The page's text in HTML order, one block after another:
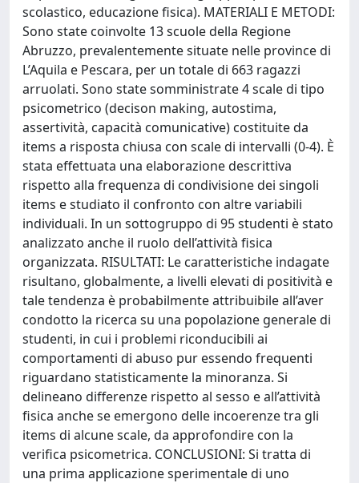
scolastico, educazione fisica). MATERIALI E METODI:
Sono state coinvolte 13 scuole della Regione
Abruzzo, prevalentemente situate nelle province di
L’Aquila e Pescara, per un totale di 663 ragazzi
arruolati. Sono state somministrate 4 scale di tipo
psicometrico (decison making, autostima,
assertività, capacità comunicative) costituite da
items a risposta chiusa con scale di intervalli (0-4). È
stata effettuata una elaborazione descrittiva
rispetto alla frequenza di condivisione dei singoli
items e studiato il confronto con altre variabili
individuali. In un sottogruppo di 95 studenti è stato
analizzato anche il ruolo dell’attività fisica
organizzata. RISULTATI: Le caratteristiche indagate
risultano, globalmente, a livelli elevati di positività e
tale tendenza è probabilmente attribuibile all’aver
condotto la ricerca su una popolazione generale di
studenti, in cui i problemi riconducibili ai
comportamenti di abuso pur essendo frequenti
riguardano statisticamente la minoranza. Si
delineano differenze rispetto al sesso e all’attività
fisica anche se emergono delle incoerenze tra gli
items di alcune scale, da approfondire con la
verifica psicometrica. CONCLUSIONI: Si tratta di
una prima applicazione sperimentale di uno